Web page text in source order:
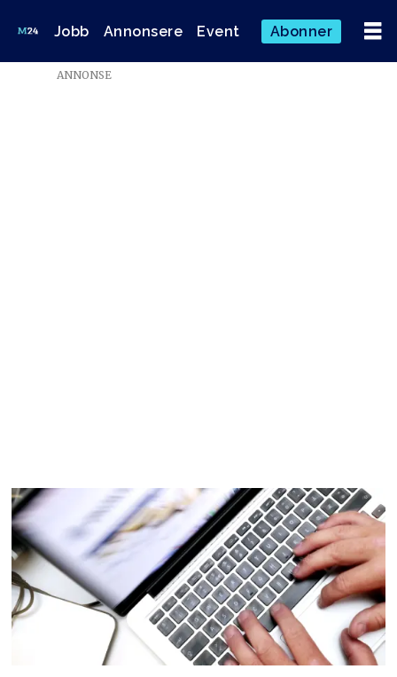
Jobb Annonsere Event Abonner
Emne:
ANNONSE